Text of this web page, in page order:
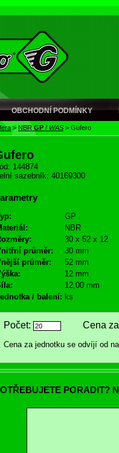
OBCHODNÍ PODMÍNKY
> NBRGP / WAS > Gufero
144874
sazebník: 40169300
GP
NBR
30 x 52 x 12
průměr:
30 mm
průměr:
52 mm
12 mm
12,00 mm
/ balení: ks
Počet: Cena za
Cena za jednotku se odvíjí od
PORADIT?